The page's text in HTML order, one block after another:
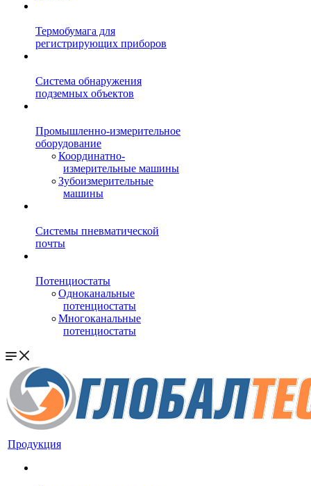
Термобумага для
регистрирующих приборов
Система обнаружения
подземных объектов
Промышленно-измерительное
оборудование
Координатно-
измерительные машины
Зубоизмерительные
машины
Системы пневматической
почты
Потенциостаты
Одноканальные
потенциостаты
Многоканальные
потенциостаты
Продукция